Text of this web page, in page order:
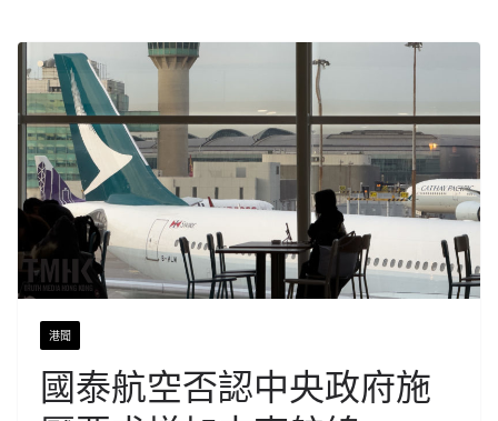
港聞
國泰航空否認中央政府施